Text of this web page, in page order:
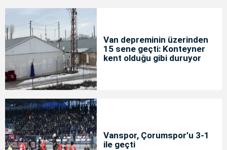
Van depreminin üzerinden
15 sene geçti: Konteyner
kent olduğu gibi duruyor
Vanspor, Çorumspor’u 3-1
ile geçti